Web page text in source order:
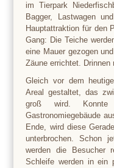
im Tierpark
Bagger, Lastwagen
Hauptattraktion für den
Gang: Die Teiche
eine Mauer gezogen
Zäune errichtet.
Gleich vor dem
Areal gestaltet, das
groß wird.
Gastronomiegebäude
Ende, wird diese
unterbrochen. Schon
werden die Besucher
Schleife werden in ein